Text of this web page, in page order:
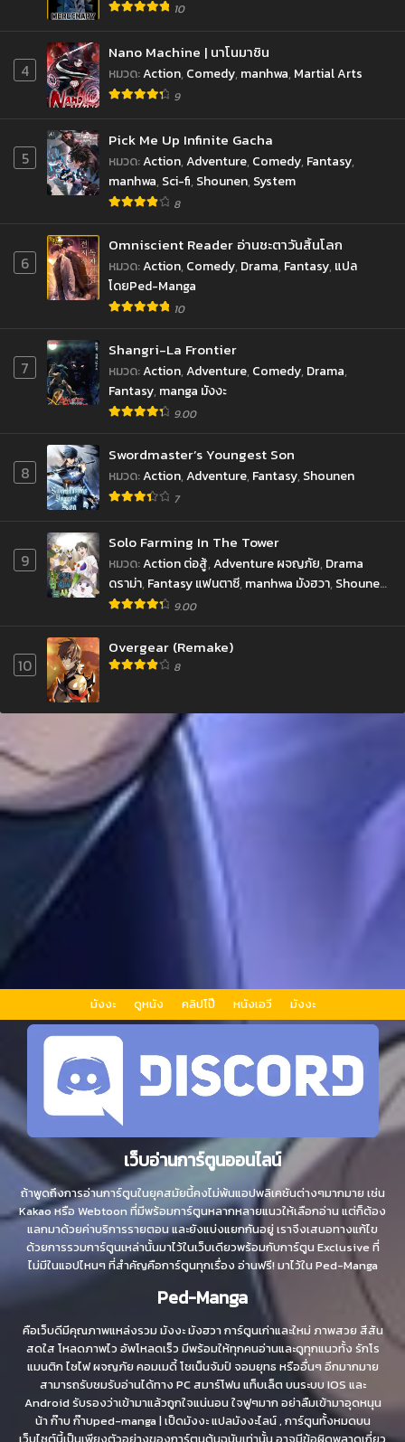
10
4
Nano Machine | นาโนมาชิน
หมวด:Action, Comedy, manhwa, Martial Arts
9
5
Pick Me Up Infinite Gacha
หมวด:Action,Adventure, Comedy, Fantasy,
manhwa, Sci-fi, Shounen, System
8
6
Omniscient Reader อ่านชะตาวันสิ้นโลก
หมวด:Action, Comedy, Drama, Fantasy, แปล
โดยPed-Manga
10
7
Shangri-La Frontier
หมวด:Action,Adventure, Comedy, Drama,
Fantasy, manga มังงะ
9.00
8
Swordmaster’s Youngest Son
หมวด:Action,Adventure, Fantasy, Shounen
7
9
Solo Farming In The Tower
หมวด:Action ต่อสู้,Adventure ผจญภัย, Drama
ดราม่า, Fantasy แฟนตาซี, manhwa มังฮวา, Shounen
โชเน็น
9.00
10
Overgear (Remake)
8
มังงะ ดูหนัง คลิปโป๊ หนังเอวี มังงะ
เว็บอ่านการ์ตูนออนไลน์
ถ้าพูดถึงการอ่านการ์ตูนในยุคสมัยนี้คงไม่พ้นแอปพลิเคชันต่างๆมากมาย เช่น
Kakao หรือ Webtoon ที่มีพร้อมการ์ตูนหลากหลายแนวให้เลือกอ่าน แต่ก็ต้อง
แลกมาด้วยค่าบริการรายตอน และยังแบ่งแยกกันอยู่ เราจึงเสนอทางแก้ไข
ด้วยการรวมการ์ตูนเหล่านั้นมาไว้ในเว็บเดียวพร้อมกับการ์ตูน Exclusive ที่
ไม่มีในแอปไหนๆ ที่สำคัญคือการ์ตูนทุกเรื่อง อ่านฟรี! มาไว้ใน Ped-Manga
Ped-Manga
คือเว็บดีมีคุณภาพแหล่งรวม มังงะ มังฮวา การ์ตูนเก่าและใหม่ ภาพสวย สีสัน
สดใส โหลดภาพไว อัพโหลดเร็ว มีพร้อมให้ทุกคนอ่านและดูทุกแนวทั้ง รักโร
แมนติก ไซไฟ ผจญภัย คอมเมดี้ โชเน็นจัมป์ จอมยุทธ หรืออื่นๆ อีกมากมาย
สามารถรับชมรับอ่านได้ทาง PC สมาร์โฟน แท็บเล็ต บนระบบ IOS และ
Android รับรองว่าเข้ามาแล้วถูกใจแน่นอน ใจฟูๆมาก อย่าลืมเข้ามาอุดหนุน
น้า ก๊าบ ก๊าบped-manga | เป็ดมังงะ แปลมังงะไลน์ , การ์ตูนทั้งหมดบน